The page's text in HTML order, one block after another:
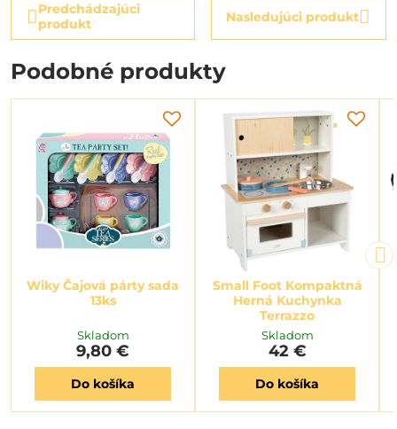
Predchádzajúci
produkt
Nasledujúci produkt
Podobné produkty
Wiky Čajová párty sada
13ks
Skladom
9,80 €
Do košíka
Small Foot Kompaktná
Herná Kuchynka
Terrazzo
Skladom
42 €
Do košíka